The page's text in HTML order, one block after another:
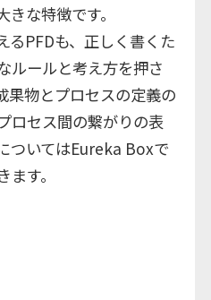
な特徴です。
るPFDも、正しく書くた
ルールと考え方を押さ
果物とプロセスの定義の
ロセス間の繋がりの表
ついてはEureka Boxで
す。